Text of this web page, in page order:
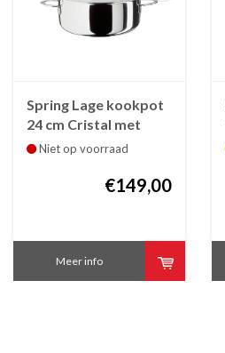
Spring Lage kookpot
24 cm Cristal met
deksel
Niet op voorraad
€149,00
Meer info